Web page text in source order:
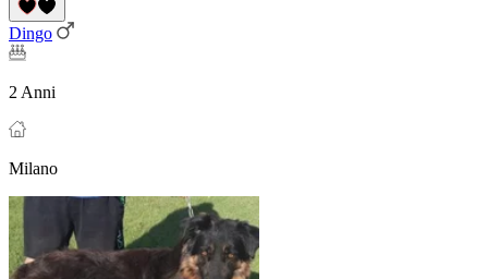
Dingo
2 Anni
Milano